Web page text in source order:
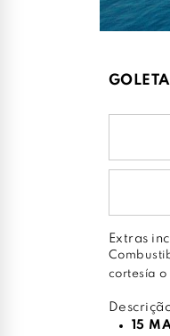
Extras
cortesía o
15